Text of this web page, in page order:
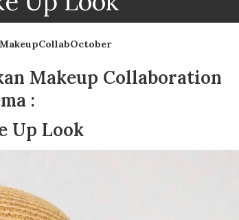
Makeup Collaboration
:
Up Look